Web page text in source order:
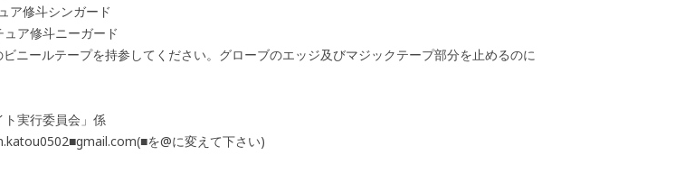
修斗シンガード
ア修斗ニーガード
ニールテープを持参してください。グローブのエッジ及びマジックテープ部分を止めるのに
ト実行委員会」係
を@に変えて下さい)